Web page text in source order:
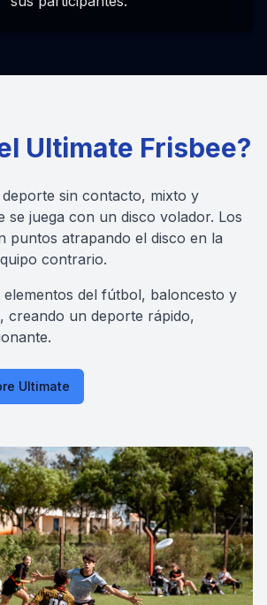
Ultimate Frisbee?
sin contacto, mixto y
se juega con un disco volador. Los
puntos atrapando el disco en la
contrario.
elementos del fútbol, baloncesto y
creando un deporte rápido,
Ultimate